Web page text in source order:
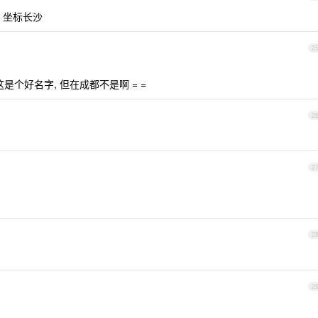
标长沙
25
个好名字, 但在成都不是啊 = =
26
27
28
29